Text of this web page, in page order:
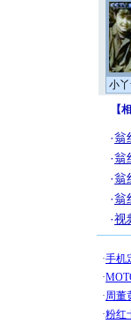
小
【
·翁
·翁
·翁
·翁
·视